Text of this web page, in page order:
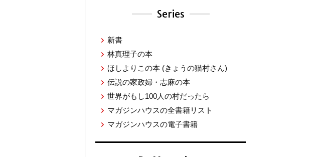
Series
新書
林真理子の本
ほしよりこの本 (きょうの猫村さん)
伝説の家政婦・志麻の本
世界がもし100人の村だったら
マガジンハウスの全書籍リスト
マガジンハウスの電子書籍